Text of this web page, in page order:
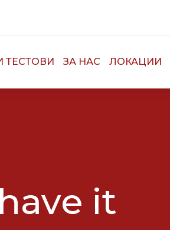
ТЕСТОВИ ЗА НАС ЛОКАЦИИ
it